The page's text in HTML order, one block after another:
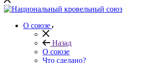
О союзе
Назад
О союзе
Что сделано?